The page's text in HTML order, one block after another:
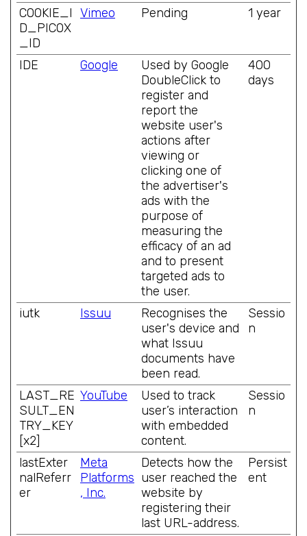
COOKIE_I
D_PICOX
_ID
Vimeo Pending 1 year
IDE Google
Used by Google
DoubleClick to
register and
report the
website user's
actions after
viewing or
clicking one of
the advertiser's
ads with the
purpose of
measuring the
efficacy of an ad
and to present
targeted ads to
the user.
400
days
iutk Issuu
Recognises the
user's device and
what Issuu
documents have
been read.
Sessio
n
LAST_RE
SULT_EN
TRY_KEY
[x2]
YouTube
Used to track
user’s interaction
with embedded
content.
Sessio
n
lastExter
nalReferr
er
Meta
Platforms
, Inc.
Detects how the
user reached the
website by
registering their
last URL-address.
Persist
ent